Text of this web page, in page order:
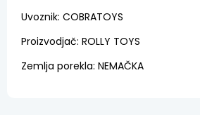
Uvoznik: COBRATOYS
Proizvodjač: ROLLY TOYS
Zemlja porekla: NEMAČKA